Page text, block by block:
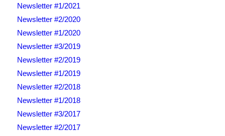
Newsletter #1/2021
Newsletter #2/2020
Newsletter #1/2020
Newsletter #3/2019
Newsletter #2/2019
Newsletter #1/2019
Newsletter #2/2018
Newsletter #1/2018
Newsletter #3/2017
Newsletter #2/2017